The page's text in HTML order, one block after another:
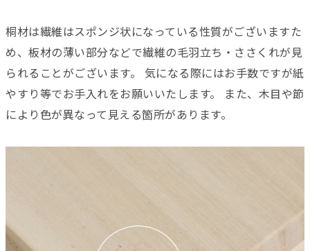
桐材は繊維はスポンジ状になっている性質がございますた
め、板材の薄い部分などで繊維の毛羽立ち・ささくれが見
られることがございます。 気になる際にはお手数ですが紙
やすり等でお手入れをお願いいたします。 また、木目や節
により色が異なって見える箇所があります。